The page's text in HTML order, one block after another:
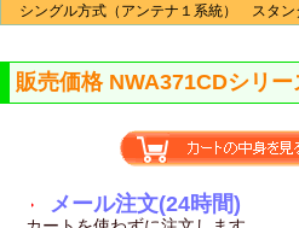
シングル方式（アンテナ１系統） スタン
販売価格 NWA371CDシリー
メール注文(24時間)